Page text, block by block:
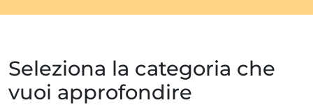
Seleziona la categoria che
vuoi approfondire